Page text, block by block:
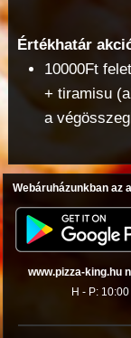
Értékhatár
10000Ft
+ tiramisu
a
Webáruházunkban az
www.pizza-king.hu
H - P: